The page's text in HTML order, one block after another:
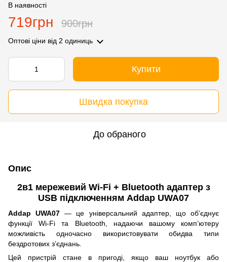
В наявності
719грн 900грн
Оптові ціни від 2 одиниць
Купити
Швидка покупка
До обраного
Опис
2в1 мережевий Wi-Fi + Bluetooth адаптер з
USB підключенням Addap UWA07
Addap UWA07 — це універсальний адаптер, що об’єднує
функції Wi-Fi та Bluetooth, надаючи вашому комп’ютеру
можливість одночасно використовувати обидва типи
бездротових з’єднань.
Цей пристрій стане в пригоді, якщо ваш ноутбук або